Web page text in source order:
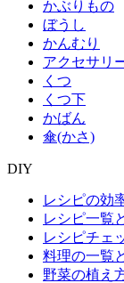
かぶりもの
ぼうし
かんむり
アクセサリ
くつ
くつ下
かばん
傘(かさ)
DIY
レシピの効
レシピ一覧
レシピチェ
料理の一覧
野菜の植え